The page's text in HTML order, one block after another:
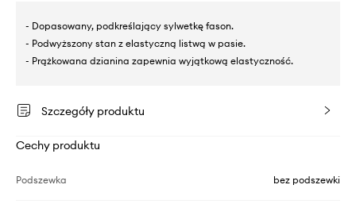
- Dopasowany, podkreślający sylwetkę fason.
- Podwyższony stan z elastyczną listwą w pasie.
- Prążkowana dzianina zapewnia wyjątkową elastyczność.
Szczegóły produktu
Cechy produktu
Podszewka bez podszewki